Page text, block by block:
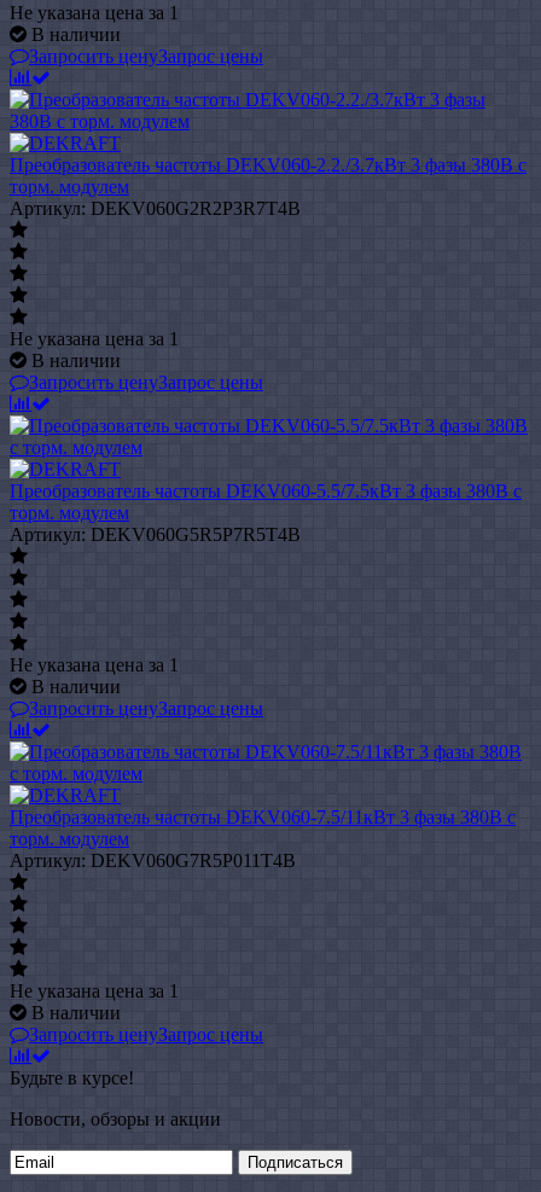
Не указана цена за 1
В наличии
Запросить ценуЗапрос цены
Преобразователь частоты DEKV060-2.2./3.7кВт 3 фазы 380В с
торм. модулем
Артикул: DEKV060G2R2P3R7T4B
Не указана цена за 1
В наличии
Запросить ценуЗапрос цены
Преобразователь частоты DEKV060-5.5/7.5кВт 3 фазы 380В с
торм. модулем
Артикул: DEKV060G5R5P7R5T4B
Не указана цена за 1
В наличии
Запросить ценуЗапрос цены
Преобразователь частоты DEKV060-7.5/11кВт 3 фазы 380В с
торм. модулем
Артикул: DEKV060G7R5P011T4B
Не указана цена за 1
В наличии
Запросить ценуЗапрос цены
Будьте в курсе!
Новости, обзоры и акции
Подписаться